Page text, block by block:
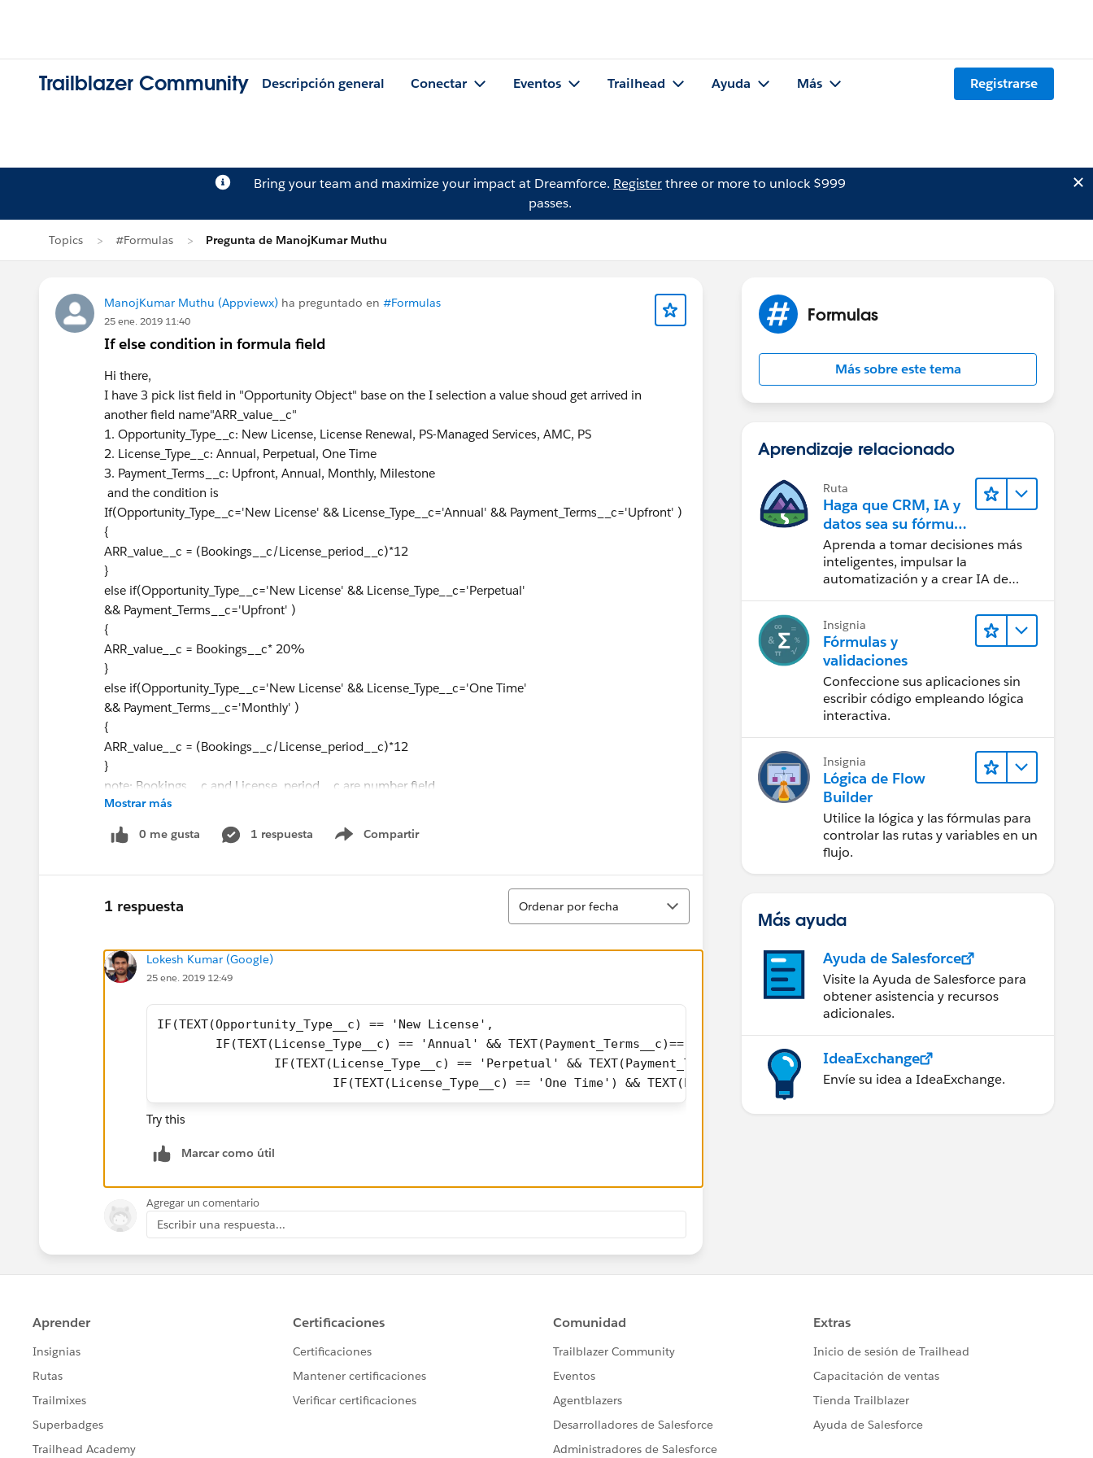
Trailblazer Community Descripción general Conectar Eventos Trailhead Ayuda Más Registrarse
Bring your team and maximize your impact at Dreamforce. Registerthree or more to unlock $999
passes.
Topics #Formulas Pregunta de ManojKumar Muthu
ManojKumar Muthu (Appviewx) ha preguntado en #Formulas
25 ene. 2019 11:40
If else condition in formula field
Hi there,
I have 3 pick list field in "Opportunity Object" base on the I selection a value shoud get arrived in
another field name"ARR_value__c"
1. Opportunity_Type__c: New License, License Renewal, PS-Managed Services, AMC, PS
2. License_Type__c: Annual, Perpetual, One Time
3. Payment_Terms__c: Upfront, Annual, Monthly, Milestone
and the condition is
If(Opportunity_Type__c='New License' && License_Type__c='Annual' && Payment_Terms__c='Upfront' )
{
ARR_value__c = (Bookings__c/License_period__c)*12
}
else if(Opportunity_Type__c='New License' && License_Type__c='Perpetual'
&& Payment_Terms__c='Upfront' )
{
ARR_value__c = Bookings__c* 20%
}
else if(Opportunity_Type__c='New License' && License_Type__c='One Time'
&& Payment_Terms__c='Monthly' )
{
ARR_value__c = (Bookings__c/License_period__c)*12
}
note: Bookings__c and License_period__c are number field
TIA
Mostrar más
0 me gusta 1 respuesta Compartir
Show menu
1 respuesta
Ordenar
Ordenar por fecha
Lokesh Kumar (Google)
25 ene. 2019 12:49
IF(TEXT(Opportunity_Type__c) == 'New License',
IF(TEXT(License_Type__c) == 'Annual' && TEXT(Payment_Terms__c)== 'Upfront', ARR_value__c = (Bookings__c/
		IF(TEXT(License_Type__c) == 'Perpetual' && TEXT(Payment_Terms__c)== 'Upfront', ARR_value__c  = Bookings__c* 20,
IF(TEXT(License_Type__c) == 'One Time') && TEXT(Payment_Terms__c)== 'Monthly', ARR_value__c =
Try this
Marcar como útil
Agregar un comentario
Escribir una respuesta...
Formulas
Más sobre este tema
Aprendizaje relacionado
Ruta
Haga que CRM, IA y
datos sea su fórmula
de confianza
Aprenda a tomar decisiones más
inteligentes, impulsar la
automatización y a crear IA de
los productos más populares de
Salesforce.
Insignia
Fórmulas y
validaciones
Confeccione sus aplicaciones sin
escribir código empleando lógica
interactiva.
Insignia
Lógica de Flow
Builder
Utilice la lógica y las fórmulas para
controlar las rutas y variables en un
flujo.
Más ayuda
Ayuda de Salesforce
Visite la Ayuda de Salesforce para
obtener asistencia y recursos
adicionales.
IdeaExchange
Envíe su idea a IdeaExchange.